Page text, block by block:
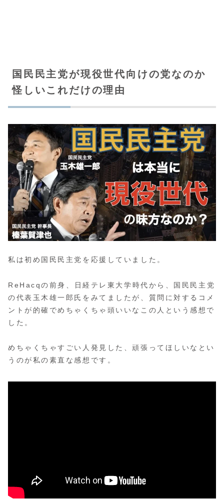
国民民主党が現役世代向けの党なのか
怪しいこれだけの理由
私は初め国民民主党を応援していました。
ReHacqの前身、日経テレ東大学時代から、国民民主党
の代表玉木雄一郎氏をみてましたが、質問に対するコメ
ントが的確でめちゃくちゃ頭いいなこの人という感想で
した。
めちゃくちゃすごい人発見した、頑張ってほしいなとい
うのが私の素直な感想です。